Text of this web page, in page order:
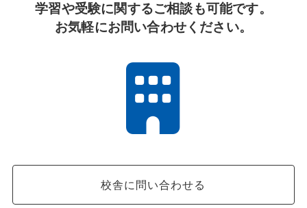
学習や受験に関するご相談も可能です。
お気軽にお問い合わせください。
校舎に問い合わせる